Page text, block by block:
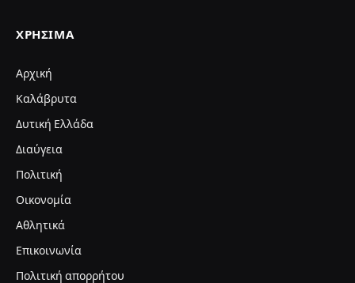
ΧΡΉΣΙΜΑ
Αρχική
Καλάβρυτα
Δυτική Ελλάδα
Διαύγεια
Πολιτική
Οικονομία
Αθλητικά
Επικοινωνία
Πολιτική απορρήτου